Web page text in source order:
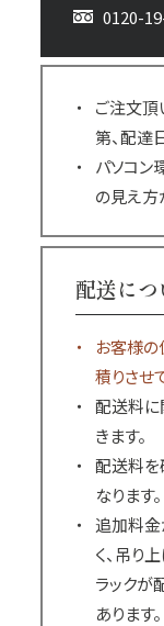
0120-
ご注文頂
第、配達
パソコン
の見え方
配送につ
お客様
積りさせ
配送料に
きます。
配送料を
なります。
追加料金
く、吊り
ラックが
あります。